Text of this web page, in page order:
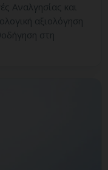
Αναλγησίας και
αξιολόγηση
στη